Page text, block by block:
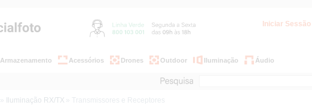
Iniciar Sessão
Armazenamento Acessórios Drones Outdoor Iluminação Áudio
» Iluminação RX/TX » Transmissores e Receptores